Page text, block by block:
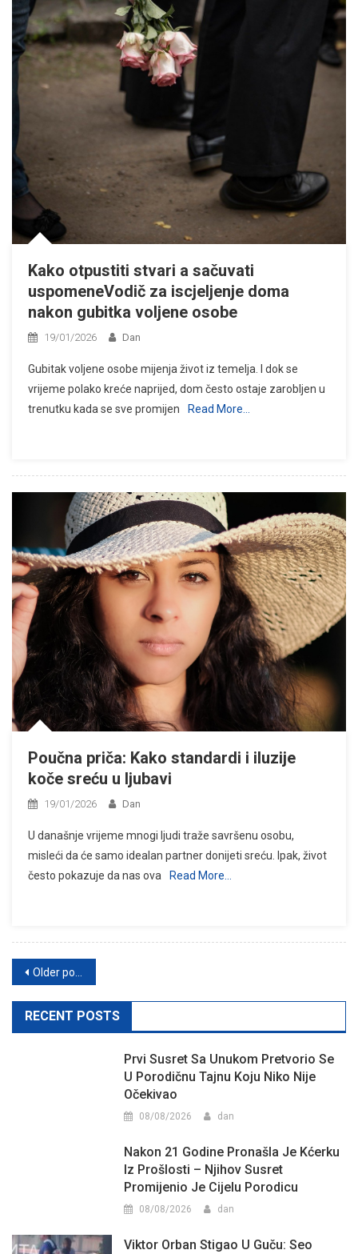
Kako otpustiti stvari a sačuvati
uspomeneVodič za iscjeljenje doma
nakon gubitka voljene osobe
19/01/2026 Dan
Gubitak voljene osobe mijenja život iz temelja. I dok se
vrijeme polako kreće naprijed, dom često ostaje zarobljen u
trenutku kada se sve promijen
Read More…
Poučna priča: Kako standardi i iluzije
koče sreću u ljubavi
19/01/2026 Dan
U današnje vrijeme mnogi ljudi traže savršenu osobu,
misleći da će samo idealan partner donijeti sreću. Ipak, život
često pokazuje da nas ova
Read More…
Posts
navigation
Older posts
RECENT POSTS
Prvi Susret Sa Unukom Pretvorio Se
U Porodičnu Tajnu Koju Niko Nije
Očekivao
08/08/2026 dan
Nakon 21 Godine Pronašla Je Kćerku
Iz Prošlosti – Njihov Susret
Promijenio Je Cijelu Porodicu
08/08/2026 dan
Viktor Orban Stigao U Guču: Seo